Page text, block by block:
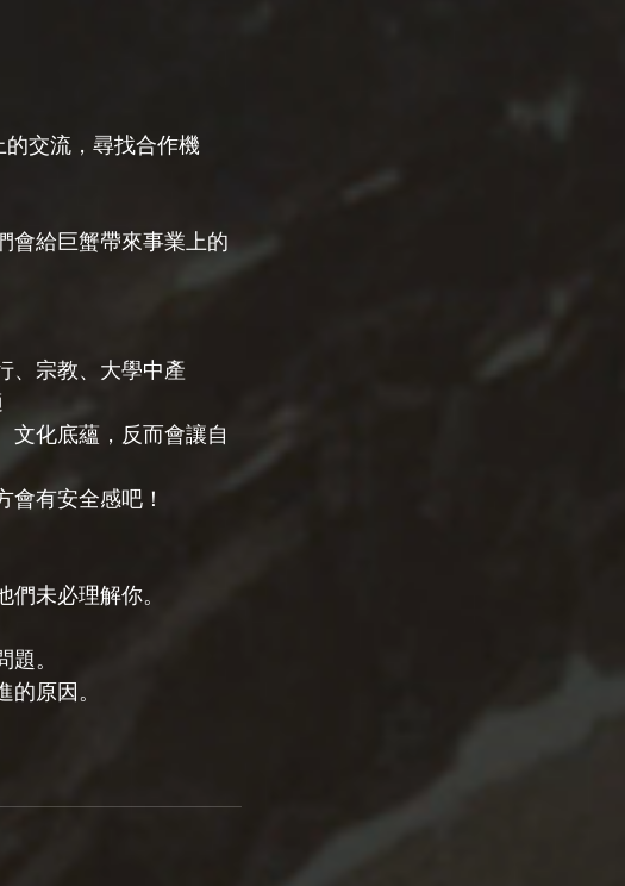
交流，尋找合作機
會給巨蟹帶來事業上的
、宗教、大學中產
文化底蘊，反而會讓自
有安全感吧！
未必理解你。
。
原因。